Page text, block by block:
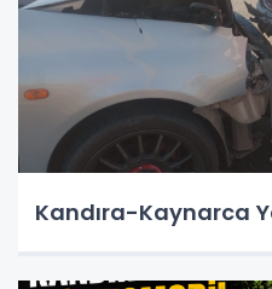
Kandıra-Kaynarca